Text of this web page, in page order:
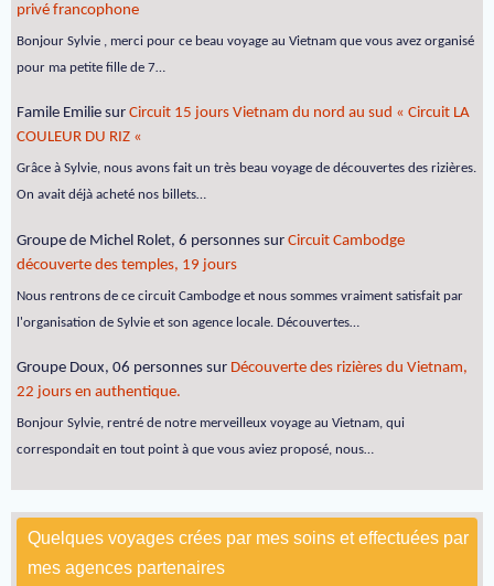
privé francophone
Bonjour Sylvie , merci pour ce beau voyage au Vietnam que vous avez organisé
pour ma petite fille de 7…
Famile Emilie sur Circuit 15 jours Vietnam du nord au sud « Circuit LA
COULEUR DU RIZ «
Grâce à Sylvie, nous avons fait un très beau voyage de découvertes des rizières.
On avait déjà acheté nos billets…
Groupe de Michel Rolet, 6 personnes sur Circuit Cambodge
découverte des temples, 19 jours
Nous rentrons de ce circuit Cambodge et nous sommes vraiment satisfait par
l'organisation de Sylvie et son agence locale. Découvertes…
Groupe Doux, 06 personnes sur Découverte des rizières du Vietnam,
22 jours en authentique.
Bonjour Sylvie, rentré de notre merveilleux voyage au Vietnam, qui
correspondait en tout point à que vous aviez proposé, nous…
Quelques voyages crées par mes soins et effectuées par
mes agences partenaires